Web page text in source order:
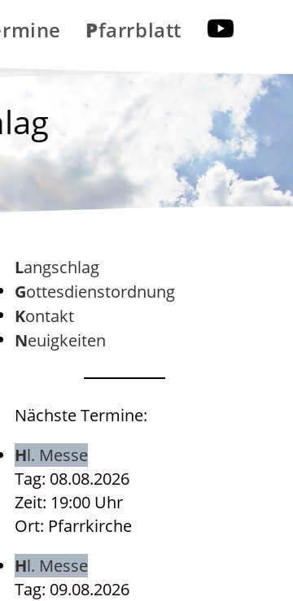
Pfarrblatt
Langschlag
Gottesdienstordnung
Kontakt
Neuigkeiten
Nächste Termine:
Hl. Messe
Tag: 08.08.2026
Zeit: 19:00 Uhr
Ort: Pfarrkirche
Hl. Messe
Tag: 09.08.2026